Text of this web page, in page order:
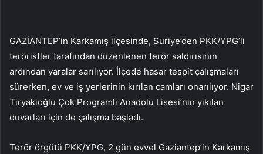
GAZİANTEP’in Karkamış ilçesinde, Suriye’den PKK/YPG’li
teröristler tarafından düzenlenen terör saldırısının
ardından yaralar sarılıyor. İlçede hasar tespit çalışmaları
sürerken, ev ve iş yerlerinin kırılan camları onarılıyor. Nigar
Tiryakioğlu Çok Programlı Anadolu Lisesi’nin yıkılan
duvarları için de çalışma başladı.
Terör örgütü PKK/YPG, 2 gün evvel Gaziantep’in Karkamış